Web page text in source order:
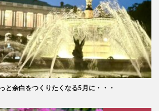
と余白をつくりたくなる5月に・・・